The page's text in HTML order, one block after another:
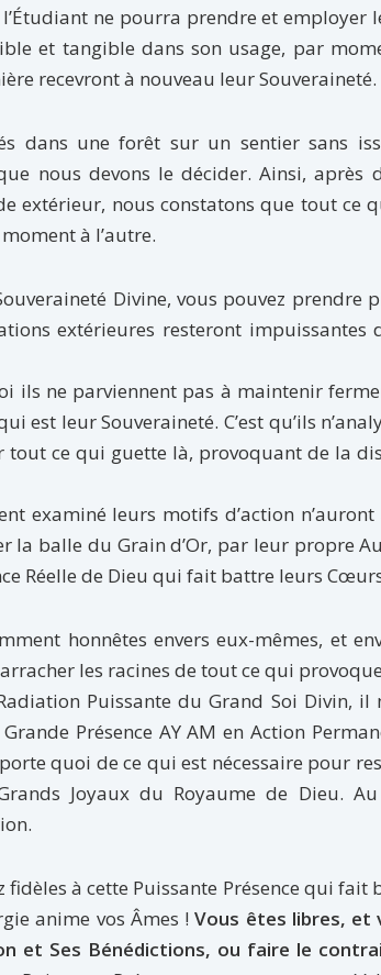
ne pourra prendre et employer
et tangible dans son usage, par
recevront à nouveau leur Souveraineté.
dans une forêt sur un sentier sans
nous devons le décider. Ainsi, après
extérieur, nous constatons que tout ce
à l’autre.
Divine, vous pouvez prendre
extérieures resteront impuissantes
ils ne parviennent pas à maintenir
est leur Souveraineté. C’est qu’ils
ce qui guette là, provoquant de la
examiné leurs motifs d’action
la balle du Grain d’Or, par leur propre
Réelle de Dieu qui fait battre leurs
honnêtes envers eux-mêmes, et
les racines de tout ce qui
Puissante du Grand Soi Divin,
Présence AY AM en Action
quoi de ce qui est nécessaire pour
Joyaux du Royaume de Dieu.
à cette Puissante Présence qui fait
anime vos Âmes !Vous êtes libres, et
et Ses Bénédictions, ou faire le